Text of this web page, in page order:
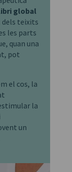
global
teixits
les parts
quan una
pot
el cos, la
la
un